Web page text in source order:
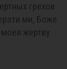
грехов
ми, Боже
жертву